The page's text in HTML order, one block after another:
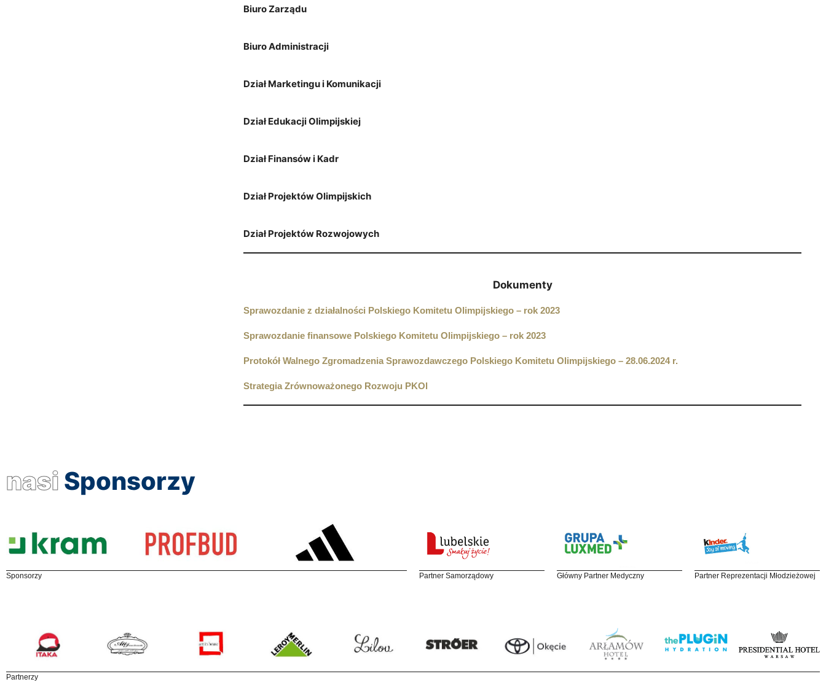
Biuro Zarządu
Biuro Administracji
Dział Marketingu i Komunikacji
Dział Edukacji Olimpijskiej
Dział Finansów i Kadr
Dział Projektów Olimpijskich
Dział Projektów Rozwojowych
Dokumenty
Sprawozdanie z działalności Polskiego Komitetu Olimpijskiego – rok 2023
Sprawozdanie finansowe Polskiego Komitetu Olimpijskiego – rok 2023
Protokół Walnego Zgromadzenia Sprawozdawczego Polskiego Komitetu Olimpijskiego – 28.06.2024 r.
Strategia Zrównoważonego Rozwoju PKOl
nasi Sponsorzy
Sponsorzy Partner Samorządowy Główny Partner Medyczny Partner Reprezentacji Młodzieżowej
Partnerzy